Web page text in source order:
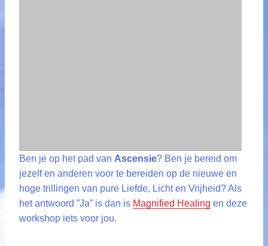
Ben je op het pad van Ascensie? Ben je bereid om
jezelf en anderen voor te bereiden op de nieuwe en
hoge trillingen van pure Liefde, Licht en Vrijheid? Als
het antwoord ”Ja” is dan is Magnified Healing en deze
workshop iets voor jou.